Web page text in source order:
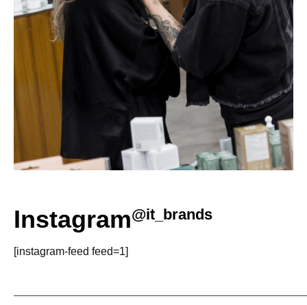
Instagram@it_brands
[instagram-feed feed=1]